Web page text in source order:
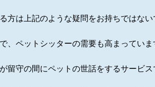
方は上記のような疑問をお持ちではない
、ペットシッターの需要も高まっていま
留守の間にペットの世話をするサービ